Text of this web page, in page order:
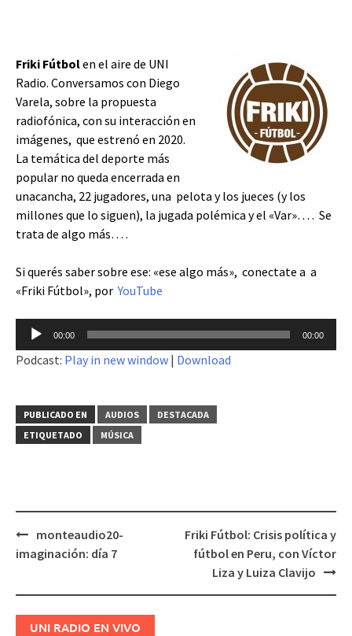
Friki Fútbolen el aire de UNI
Radio. Conversamos con Diego
Varela, sobre la propuesta
radiofónica, con su interacción en
imágenes, que estrenó en 2020.
La temática del deporte más
popular no queda encerrada en
unacancha, 22 jugadores, una pelota y los jueces (y los
millones que lo siguen), la jugada polémica y el «Var»… . Se
trata de algo más… .
Si querés saber sobre ese: «ese algo más», conectate a a
«Friki Fútbol», porYouTube
Reproductor
de
audio
00:00 00:00
Podcast: Play in new window | Download
PUBLICADO EN AUDIOS
DESTACADA
ETIQUETADO
MÚSICA
Navegación
monteaudio20-
imaginación: día 7
Friki Fútbol: Crisis política y
fútbol en Peru, con Víctor
Liza y Luiza Clavijo
UNI RADIO EN VIVO